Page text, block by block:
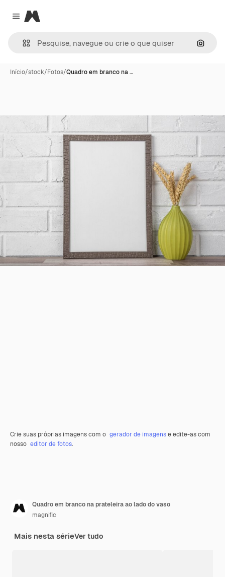
Close menu
Magnific
Início/stock/Fotos/Quadro em branco na …
Crie suas próprias imagens com o gerador de imagense edite-as com
nosso editor de fotos.
Quadro em branco na prateleira ao lado do vaso
magnific
Mais nesta sérieVer tudo